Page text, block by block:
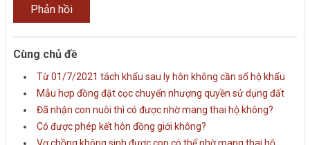
Cùng chủ đề
Từ 01/7/2021 tách khẩu sau ly hôn không cần sổ hộ khẩu
Mẫu hợp đồng đặt cọc chuyển nhượng quyền sử dụng đất
Đã nhận con nuôi thì có được nhờ mang thai hộ không?
Có được phép kết hôn đồng giới không?